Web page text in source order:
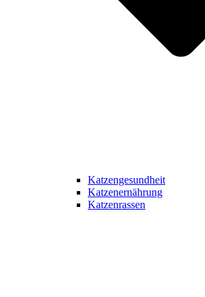
Katzengesundheit
Katzenernährung
Katzenrassen